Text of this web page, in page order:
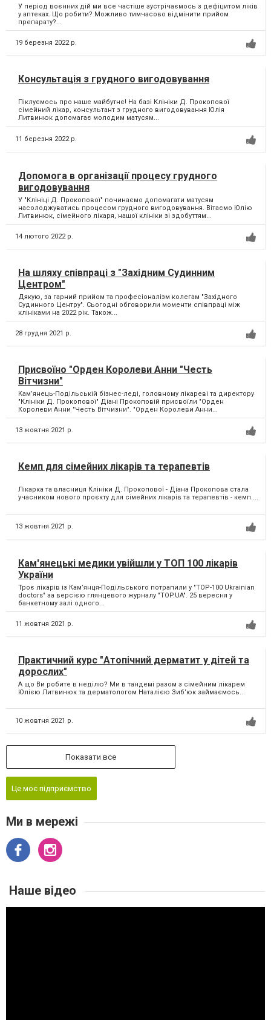
У період воєнних дій ми все частіше зустрічаємось з дефіцитом ліків
у аптеках. Що робити? Можливо тимчасово відмінити прийом
препарату?...
19 березня 2022 р.
Консультація з грудного вигодовування
Піклуємось про наше майбутнє! На базі Клініки Д. Прокопової
сімейний лікар, консультант з грудного вигодовування Юлія
Литвинюк допомагає молодим матусям...
11 березня 2022 р.
Допомога в організації процесу грудного
вигодовування
У "Клініці Д. Прокопової" починаємо допомагати матусям
насолоджуватись процесом грудного вигодовування. Вітаємо Юлію
Литвинюк, сімейного лікаря, нашої клініки зі здобуттям...
14 лютого 2022 р.
На шляху співпраці з "Західним Судинним
Центром"
Дякую, за гарний прийом та професіоналізм колегам "Західного
Судинного Центру". Сьогодні обговорили моменти співпраці між
клініками на 2022 рік. Також...
28 грудня 2021 р.
Присвоїно "Орден Королеви Анни "Честь
Вітчизни"
Кам’янець-Подільській бізнес-леді, головному лікареві та директору
"Клініки Д. Прокопової" Діані Прокоповій присвоїли "Орден
Королеви Анни "Честь Вітчизни". "Орден Королеви Анни...
13 жовтня 2021 р.
Кемп для сімейних лікарів та терапевтів
Лікарка та власниця Клініки Д. Прокопової - Діана Прокопова стала
учасником нового проєкту для сімейних лікарів та терапевтів - кемп....
13 жовтня 2021 р.
Кам'янецькі медики увійшли у ТОП 100 лікарів
України
Троє лікарів із Кам’янця-Подільського потрапили у "TOP-100 Ukrainian
doctors" за версією глянцевого журналу "TOP.UA". 25 вересня у
банкетному залі одного...
11 жовтня 2021 р.
Практичний курс "Атопічний дерматит у дітей та
дорослих"
А що Ви робите в неділю? Ми в тандемі разом з сімейним лікарем
Юлією Литвинюк та дерматологом Наталією Зиб‘юк займаємось...
10 жовтня 2021 р.
Показати все
Це моє підприємство
Ми в мережі
Наше відео